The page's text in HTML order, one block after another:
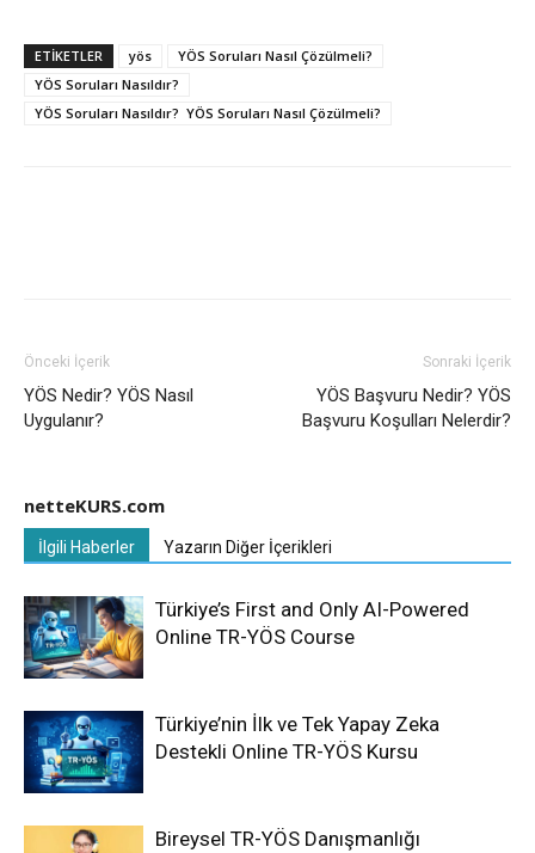
ETIKETLER yös
YÖS Soruları Nasıl Çözülmeli?
YÖS Soruları Nasıldır?
YÖS Soruları Nasıldır? YÖS Soruları Nasıl Çözülmeli?
Önceki İçerik
YÖS Nedir? YÖS Nasıl
Uygulanır?
Sonraki İçerik
YÖS Başvuru Nedir? YÖS
Başvuru Koşulları Nelerdir?
netteKURS.com
İlgili Haberler Yazarın Diğer İçerikleri
Türkiye’s First and Only AI-Powered
Online TR-YÖS Course
Türkiye’nin İlk ve Tek Yapay Zeka
Destekli Online TR-YÖS Kursu
Bireysel TR-YÖS Danışmanlığı